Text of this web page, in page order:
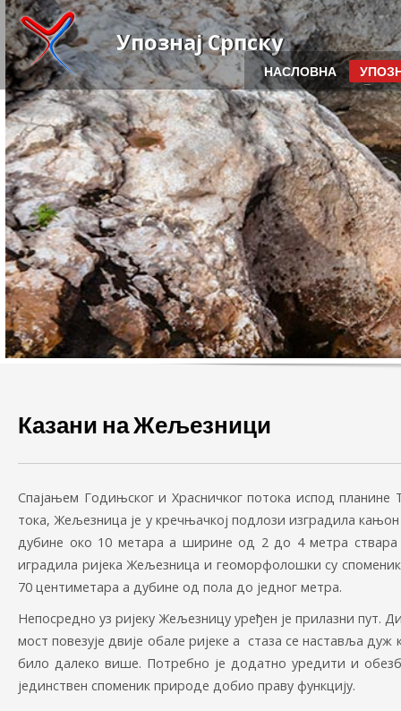
Упознај Српску
НАСЛОВНА
Казани на Жељезници
Спајањем Годињског и Храсничког потока испод планине
тока, Жељезница је у кречњачкој подлози изградила
дубине око 10 метара а ширине од 2 до 4 метра ствара
иградила ријека Жељезница и геоморфолошки су
70 центиметара а дубине од пола до једног метра.
Непосредно уз ријеку Жељезницу уређен је прилазни пут.
мост повезује двије обале ријеке а стаза се наставља
било далеко више. Потребно је додатно уредити и
јединствен споменик природе добио праву функцију.